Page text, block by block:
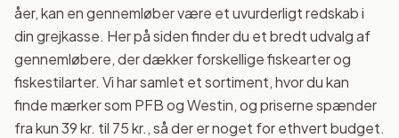
åer, kan en gennemløber være et uvurderligt redskab i
din grejkasse. Her på siden finder du et bredt udvalg af
gennemløbere, der dækker forskellige fiskearter og
fiskestilarter. Vi har samlet et sortiment, hvor du kan
finde mærker som PFB og Westin, og priserne spænder
fra kun 39 kr. til 75 kr., så der er noget for ethvert budget.